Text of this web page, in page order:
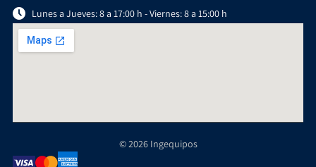
Lunes a Jueves: 8 a 17:00 h - Viernes: 8 a 15:00 h
© 2026 Ingequipos